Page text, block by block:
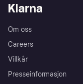
Klarna
Om oss
Careers
Villkår
Presseinformasjon